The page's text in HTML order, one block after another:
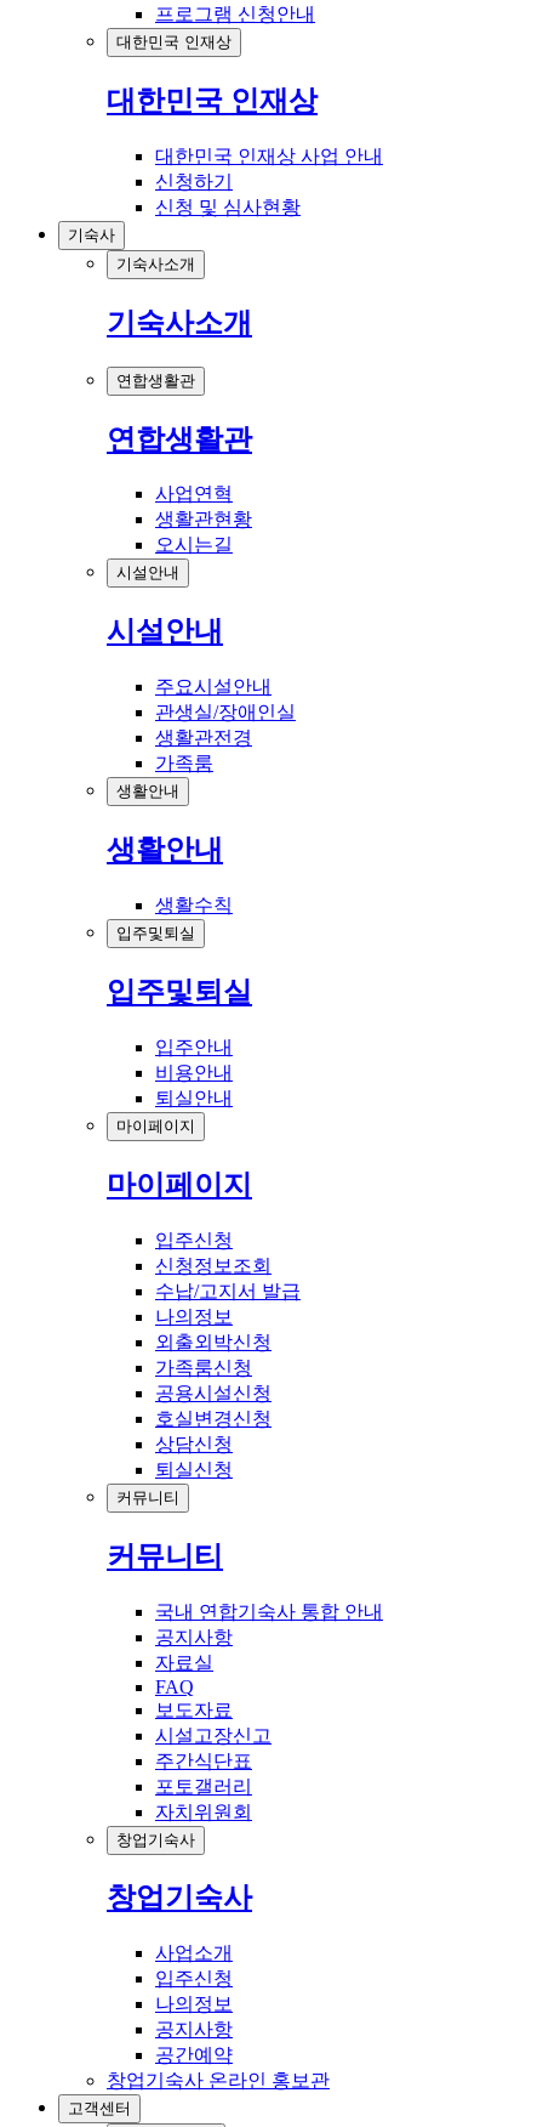
프로그램 신청안내
대한민국 인재상
대한민국 인재상
대한민국 인재상 사업 안내
신청하기
신청 및 심사현황
기숙사
기숙사소개
기숙사소개
연합생활관
연합생활관
사업연혁
생활관현황
오시는길
시설안내
시설안내
주요시설안내
관생실/장애인실
생활관전경
가족룸
생활안내
생활안내
생활수칙
입주및퇴실
입주및퇴실
입주안내
비용안내
퇴실안내
마이페이지
마이페이지
입주신청
신청정보조회
수납/고지서 발급
나의정보
외출외박신청
가족룸신청
공용시설신청
호실변경신청
상담신청
퇴실신청
커뮤니티
커뮤니티
국내 연합기숙사 통합 안내
공지사항
자료실
FAQ
보도자료
시설고장신고
주간식단표
포토갤러리
자치위원회
창업기숙사
창업기숙사
사업소개
입주신청
나의정보
공지사항
공간예약
창업기숙사 온라인 홍보관
고객센터